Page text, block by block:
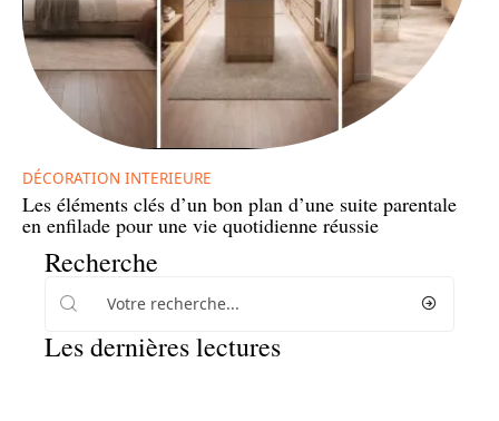
DÉCORATION INTERIEURE
Les éléments clés d’un bon plan d’une suite parentale
en enfilade pour une vie quotidienne réussie
Recherche
Les dernières lectures